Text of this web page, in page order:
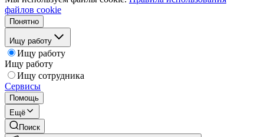
файлов cookie
Понятно
Ищу работу
Ищу работу
Ищу работу
Ищу сотрудника
Сервисы
Помощь
Ещё
Поиск